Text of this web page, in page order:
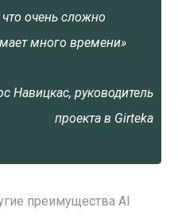
очень сложно
много времени»
Навицкас, руководитель
проекта в Girteka
преимущества AI